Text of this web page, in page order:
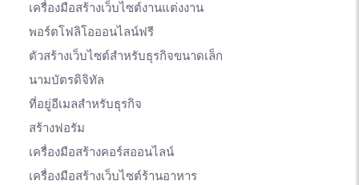
เครื่องมือสร้างเว็บไซต์งานแต่งงาน
พอร์ตโฟลิโอออนไลน์ฟรี
ตัวสร้างเว็บไซต์สำหรับธุรกิจขนาดเล็ก
นามบัตรดิจิทัล
ที่อยู่อีเมลสำหรับธุรกิจ
สร้างฟอรัม
เครื่องมือสร้างคอร์สออนไลน์
เครื่องมือสร้างเว็บไซต์ร้านอาหาร